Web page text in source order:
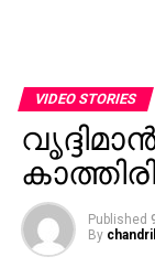
VIDEO STORIES
Published
By